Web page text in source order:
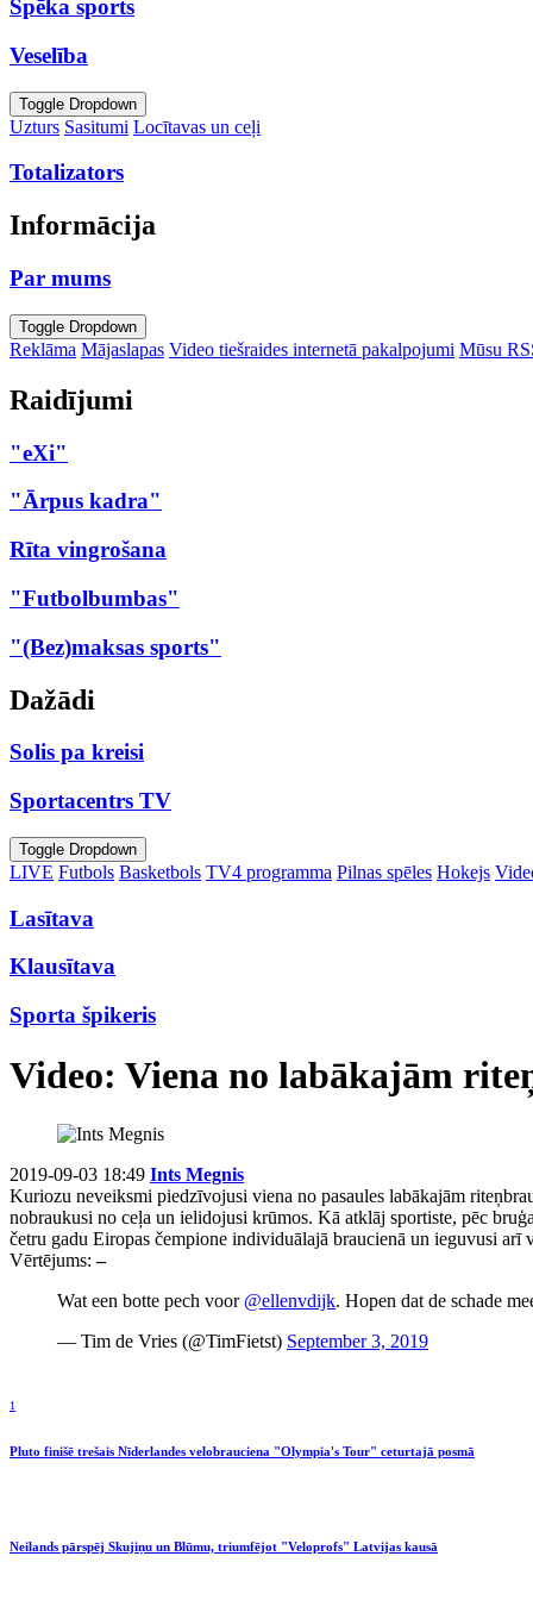
Spēka sports
Veselība
Toggle Dropdown
Uzturs Sasitumi Locītavas un ceļi
Totalizators
Informācija
Par mums
Toggle Dropdown
Reklāma Mājaslapas Video tiešraides internetā pakalpojumi Mūsu
Raidījumi
"eXi"
"Ārpus kadra"
Rīta vingrošana
"Futbolbumbas"
"(Bez)maksas sports"
Dažādi
Solis pa kreisi
Sportacentrs TV
Toggle Dropdown
LIVE Futbols Basketbols TV4 programma Pilnas spēles Hokejs
Lasītava
Klausītava
Sporta špikeris
Video: Viena no labākajām
2019-09-03 18:49 Ints Megnis
Kuriozu neveiksmi piedzīvojusi viena no pasaules labākajām
nobraukusi no ceļa un ielidojusi krūmos. Kā atklāj sportiste, pēc
četru gadu Eiropas čempione individuālajā braucienā un ieguvusi arī
Vērtējums:–
Wat een botte pech voor @ellenvdijk. Hopen dat de schade
— Tim de Vries (@TimFietst) September 3, 2019
1
Pluto finišē trešais Nīderlandes velobrauciena "Olympia's Tour" ceturtajā posmā
Neilands pārspēj Skujiņu un Blūmu, triumfējot "Veloprofs" Latvijas kausā